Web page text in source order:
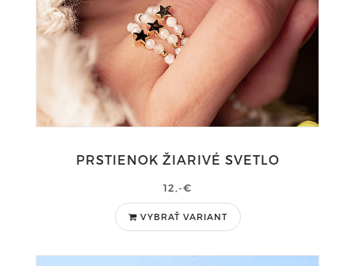
PRSTIENOK ŽIARIVÉ SVETLO
12,-€
VYBRAŤ VARIANT